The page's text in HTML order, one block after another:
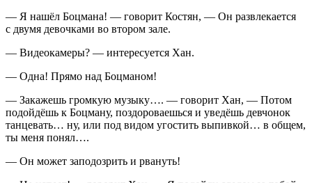
— Я нашёл Боцмана! — говорит Костян, — Он развлекается
с двумя девочками во втором зале.
— Видеокамеры? — интересуется Хан.
— Одна! Прямо над Боцманом!
— Закажешь громкую музыку…. — говорит Хан, — Потом
подойдёшь к Боцману, поздороваешься и уведёшь девчонок
танцевать… ну, или под видом угостить выпивкой… в общем,
ты меня понял….
— Он может заподозрить и рвануть!